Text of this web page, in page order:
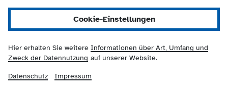
Cookie-Einstellungen
Hier erhalten Sie weitere Informationen über Art, Umfang und
Zweck der Datennutzung auf unserer Website.
Datenschutz Impressum